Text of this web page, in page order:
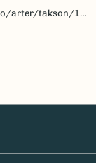
18960/beskrivelse